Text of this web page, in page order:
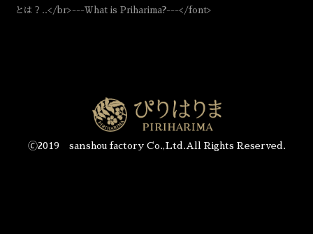
とは？..</br>---Ｗhat is Priharima?---</font>
🄫2019 sanshou factory Co.,Ltd.All Rights Reserved.